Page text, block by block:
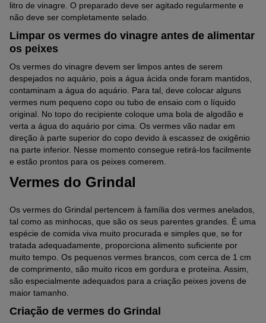
litro de vinagre. O preparado deve ser agitado regularmente e
não deve ser completamente selado.
Limpar os vermes do vinagre antes de alimentar
os peixes
Os vermes do vinagre devem ser limpos antes de serem
despejados no aquário, pois a água ácida onde foram mantidos,
contaminam a água do aquário. Para tal, deve colocar alguns
vermes num pequeno copo ou tubo de ensaio com o líquido
original. No topo do recipiente coloque uma bola de algodão e
verta a água do aquário por cima. Os vermes vão nadar em
direção à parte superior do copo devido à escassez de oxigênio
na parte inferior. Nesse momento consegue retirá-los facilmente
e estão prontos para os peixes comerem.
Vermes do Grindal
Os vermes do Grindal pertencem à família dos vermes anelados,
tal como as minhocas, que são os seus parentes grandes. É uma
espécie de comida viva muito procurada e simples que, se for
tratada adequadamente, proporciona alimento suficiente por
muito tempo. Os pequenos vermes brancos, com cerca de 1 cm
de comprimento, são muito ricos em gordura e proteína. Assim,
são especialmente adequados para a criação peixes jovens de
maior tamanho.
Criação de vermes do Grindal